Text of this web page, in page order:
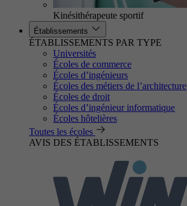
Kinésithérapeute sportif
Établissements
ÉTABLISSEMENTS PAR TYPE
Universités
Écoles de commerce
Écoles d’ingénieurs
Écoles des métiers de l’architecture
Écoles de droit
Écoles d’ingénieur informatique
Écoles hôtelières
Toutes les écoles
AVIS DES ÉTABLISSEMENTS